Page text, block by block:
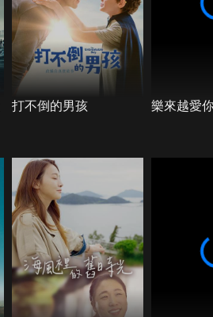
打不倒的男孩 樂來越愛